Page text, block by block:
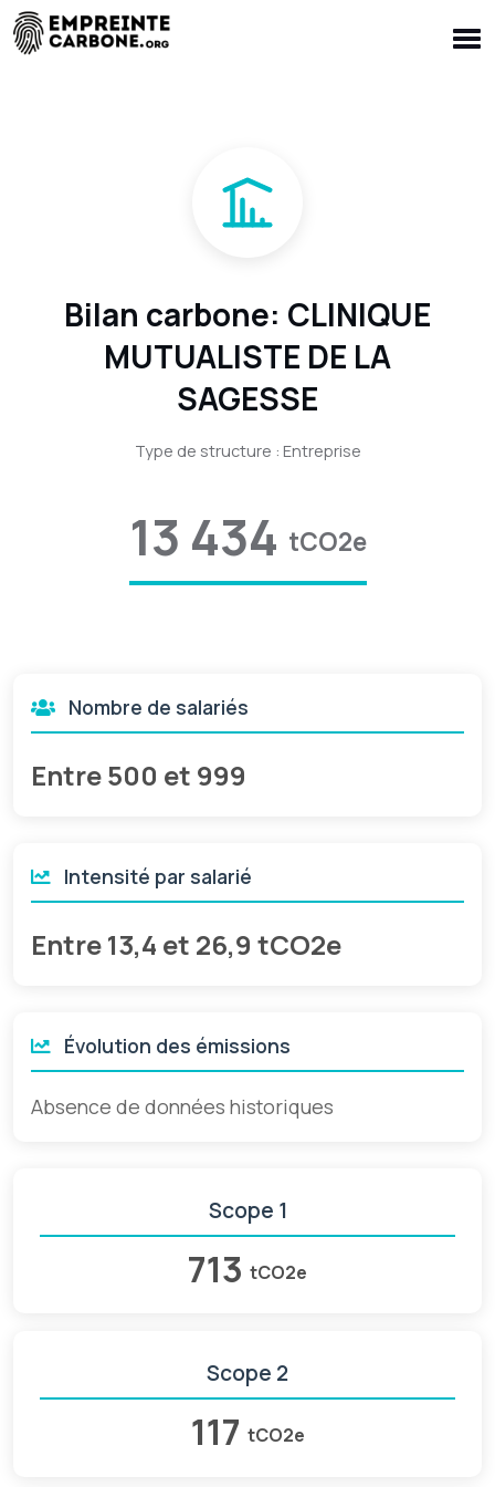
Bilan carbone: CLINIQUE
MUTUALISTE DE LA
SAGESSE
Type de structure : Entreprise
13 434 tCO2e
Nombre de salariés
Entre 500 et 999
Intensité par salarié
Entre 13,4 et 26,9 tCO2e
Évolution des émissions
Absence de données historiques
Scope 1
713 tCO2e
Scope 2
117 tCO2e